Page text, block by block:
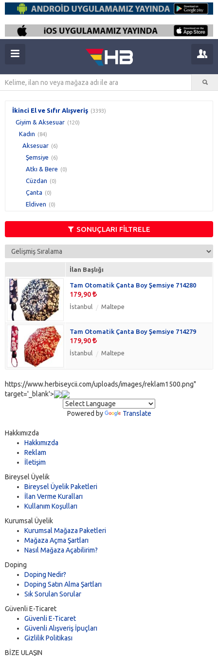
İkinci El ve Sıfır Alışveriş (3393)
Giyim & Aksesuar (120)
Kadın (84)
Aksesuar (6)
Şemsiye (6)
Atkı & Bere (0)
Cüzdan (0)
Çanta (0)
Eldiven (0)
Güneş Gözlüğü
Kemer (0)
SONUÇLARI FİLTRELE
İlan Başlığı
Tam Otomatik Çanta Boy Şemsiye 714280
179,90
İstanbul Maltepe
Tam Otomatik Çanta Boy Şemsiye 714279
179,90
İstanbul Maltepe
https://www.herbiseycii.com/uploads/images/reklam1500.png"
target='_blank'>
Powered by Translate
Hakkımızda
Hakkımızda
Reklam
İletişim
Bireysel Üyelik
Bireysel Üyelik Paketleri
İlan Verme Kuralları
Kullanım Koşulları
Kurumsal Üyelik
Kurumsal Mağaza Paketleri
Mağaza Açma Şartları
Nasıl Mağaza Açabilirim?
Doping
Doping Nedir?
Doping Satın Alma Şartları
Sık Sorulan Sorular
Güvenli E-Ticaret
Güvenli E-Ticaret
Güvenli Alışveriş İpuçları
Gizlilik Politikası
BİZE ULAŞIN